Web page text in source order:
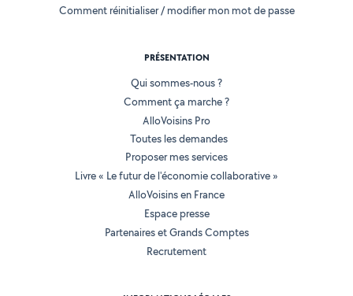
Comment réinitialiser / modifier mon mot de passe
PRÉSENTATION
Qui sommes-nous ?
Comment ça marche ?
AlloVoisins Pro
Toutes les demandes
Proposer mes services
Livre « Le futur de l'économie collaborative »
AlloVoisins en France
Espace presse
Partenaires et Grands Comptes
Recrutement